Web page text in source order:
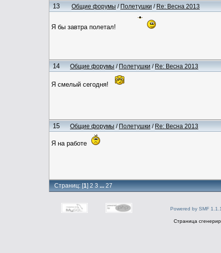
13 Общие форумы / Полетушки / Re: Весна 2013
Я бы завтра полетал!
14 Общие форумы / Полетушки / Re: Весна 2013
Я смелый сегодня!
15 Общие форумы / Полетушки / Re: Весна 2013
Я на работе
Страниц: [1]2 3 ...27
Powered by SMF
Страница